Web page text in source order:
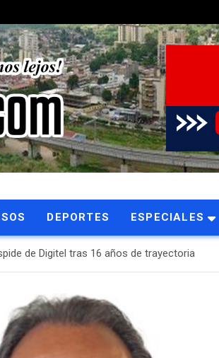
DEPORTES ESPECIALES
de Digitel tras 16 años de trayectoria